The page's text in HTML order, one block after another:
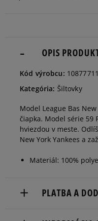
7 1/8
Informovať o
dostupnosti
7 1/4
Informovať
Informovať
dostupnosti
Informovať o
OPIS
Kód výrobcu: 10877711
Kategória: Šiltovky
Model League Bas
čiapka. Model série 59
hviezdou v meste.
New York Yankees a
Materiál: 100%
PLATBA A